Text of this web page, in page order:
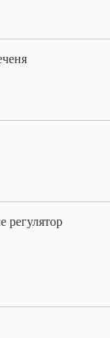
регулятор